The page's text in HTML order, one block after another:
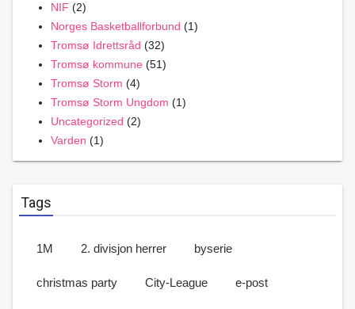
NIF (2)
Norges Basketballforbund (1)
Tromsø Idrettsråd (32)
Tromsø kommune (51)
Tromsø Storm (4)
Tromsø Storm Ungdom (1)
Uncategorized (2)
Varden (1)
Tags
1M 2. divisjon herrer byserie
christmas party City-League e-post